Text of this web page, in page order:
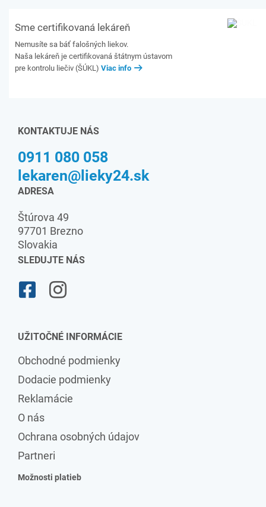
Sme certifikovaná lekáreň
Nemusíte sa báť falošných liekov.
Naša lekáreň je certifikovaná štátnym ústavom
pre kontrolu liečiv (ŠÚKL) Viac info
KONTAKTUJE NÁS
0911 080 058
lekaren@lieky24.sk
ADRESA
Štúrova 49
97701 Brezno
Slovakia
SLEDUJTE NÁS
UŽITOČNÉ INFORMÁCIE
Obchodné podmienky
Dodacie podmienky
Reklamácie
O nás
Ochrana osobných údajov
Partneri
Možnosti platieb